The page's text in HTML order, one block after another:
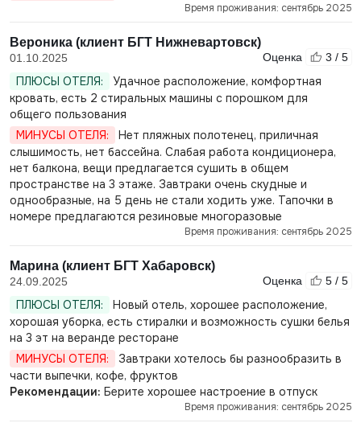
Время проживания: сентябрь 2025
Вероника (клиент БГТ Нижневартовск)
01.10.2025 Оценка 3 / 5
ПЛЮСЫ ОТЕЛЯ:
Удачное расположение, комфортная
кровать, есть 2 стиральных машины с порошком для
общего пользования
МИНУСЫ ОТЕЛЯ:
Нет пляжных полотенец, приличная
слышимость, нет бассейна. Слабая работа кондиционера,
нет балкона, вещи предлагается сушить в общем
пространстве на 3 этаже. Завтраки очень скудные и
однообразные, на 5 день не стали ходить уже. Тапочки в
номере предлагаются резиновые многоразовые
Время проживания: сентябрь 2025
Марина (клиент БГТ Хабаровск)
24.09.2025 Оценка 5 / 5
ПЛЮСЫ ОТЕЛЯ:
Новый отель, хорошее расположение,
хорошая уборка, есть стиралки и возможность сушки белья
на 3 эт на веранде ресторане
МИНУСЫ ОТЕЛЯ:
Завтраки хотелось бы разнообразить в
части выпечки, кофе, фруктов
Рекомендации: Берите хорошее настроение в отпуск
Время проживания: сентябрь 2025